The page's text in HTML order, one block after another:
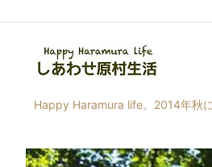
Happy Haramura life。2014年秋